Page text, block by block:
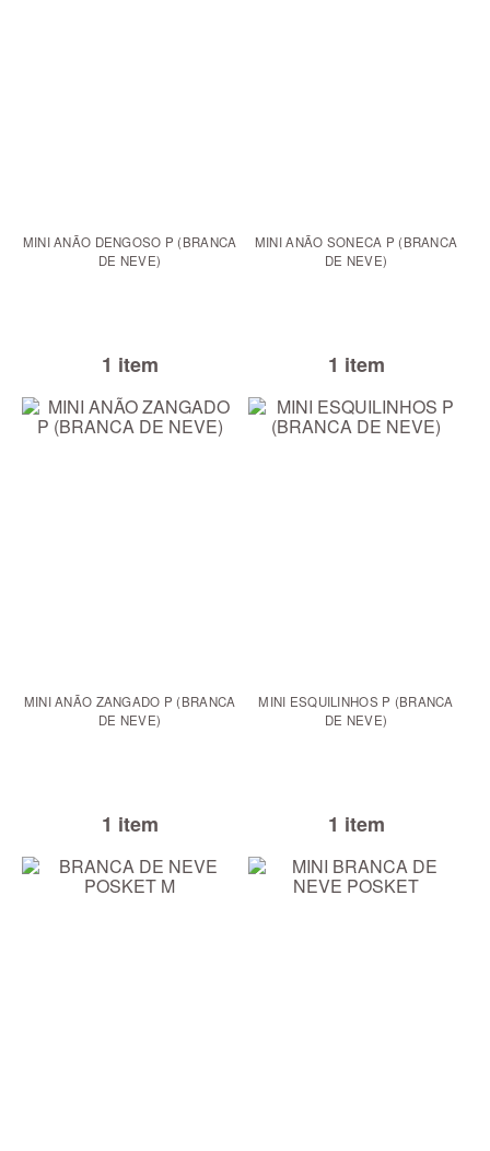
MINI ANÃO DENGOSO P (BRANCA
DE NEVE)
1 item
MINI ANÃO SONECA P (BRANCA
DE NEVE)
1 item
MINI ANÃO ZANGADO P (BRANCA
DE NEVE)
1 item
MINI ESQUILINHOS P (BRANCA
DE NEVE)
1 item